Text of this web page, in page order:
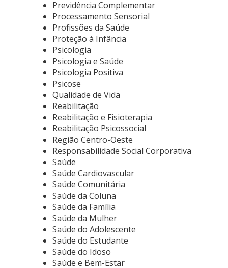
Previdência Complementar
Processamento Sensorial
Profissões da Saúde
Proteção à Infância
Psicologia
Psicologia e Saúde
Psicologia Positiva
Psicose
Qualidade de Vida
Reabilitação
Reabilitação e Fisioterapia
Reabilitação Psicossocial
Região Centro-Oeste
Responsabilidade Social Corporativa
Saúde
Saúde Cardiovascular
Saúde Comunitária
Saúde da Coluna
Saúde da Família
Saúde da Mulher
Saúde do Adolescente
Saúde do Estudante
Saúde do Idoso
Saúde e Bem-Estar